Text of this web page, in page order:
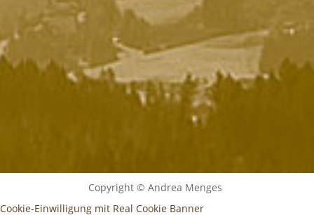
Copyright © Andrea Menges
Cookie-Einwilligung mit Real Cookie Banner